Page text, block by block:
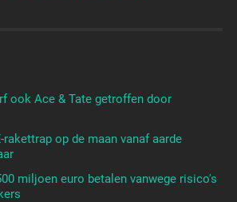
ook Ace & Tate getroffen door
rakettrap op de maan vanaf aarde
miljoen euro betalen vanwege risico's